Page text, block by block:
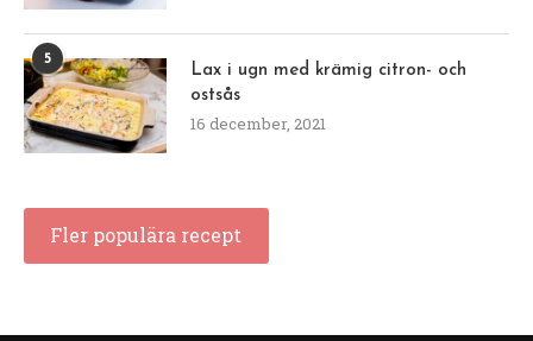
5
Lax i ugn med krämig citron- och
ostsås
16 december, 2021
Fler populära recept